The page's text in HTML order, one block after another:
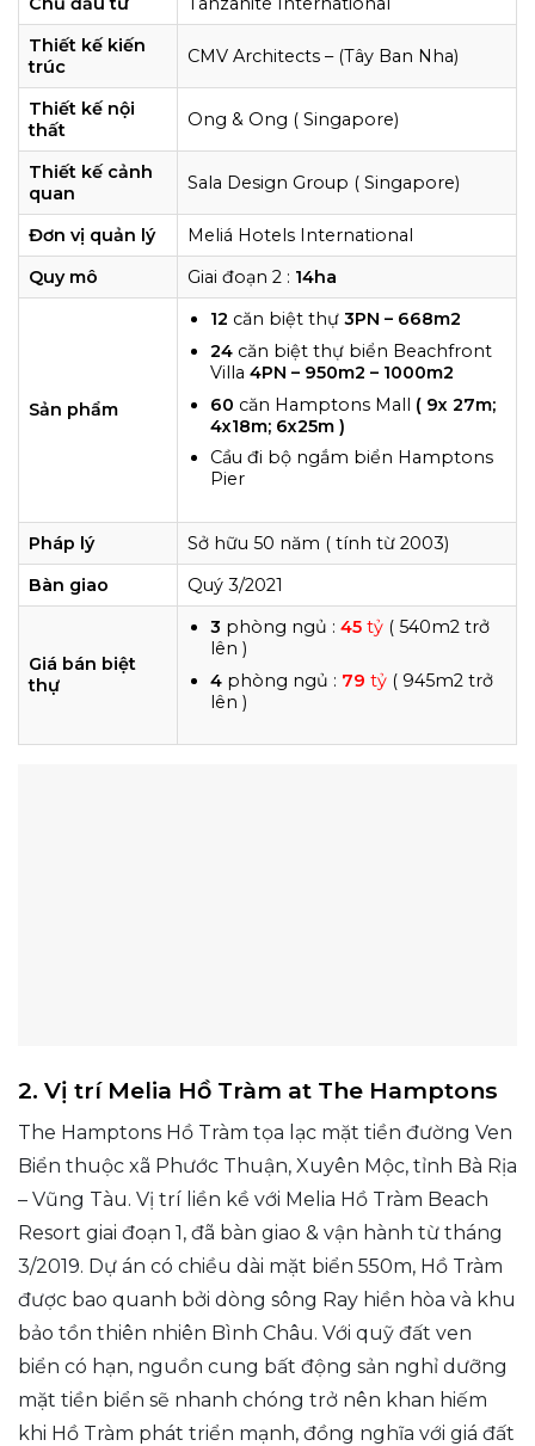
Thiết kế kiến
trúc
CMV Architects – (Tây Ban Nha)
Thiết kế nội
thất
Ong & Ong ( Singapore)
Thiết kế cảnh
quan
Sala Design Group ( Singapore)
Đơn vị quản lý
Meliá Hotels International
Quy mô
Giai đoạn 2 : 14ha
Sản phẩm
12 căn biệt thự 3PN – 668m2
24căn biệt thự biển Beachfront
Villa 4PN – 950m2 – 1000m2
60 căn Hamptons Mall ( 9x 27m;
4x18m; 6x25m )
Cầu đi bộ ngắm biển Hamptons
Pier
Pháp lý
Sở hữu 50 năm ( tính từ 2003)
Bàn giao
Quý 3/2021
Giá bán biệt
thự
3 phòng ngủ : 45tỷ( 540m2 trở
lên )
4phòng ngủ : 79 tỷ( 945m2 trở
lên )
2. Vị trí Melia Hồ Tràm at The Hamptons
The Hamptons Hồ Tràm tọa lạc mặt tiền đường Ven
Biển thuộc xã Phước Thuận, Xuyên Mộc, tỉnh Bà Rịa
– Vũng Tàu. Vị trí liền kề với Melia Hồ Tràm Beach
Resort giai đoạn 1, đã bàn giao & vận hành từ tháng
3/2019. Dự án có chiều dài mặt biển 550m, Hồ Tràm
được bao quanh bởi dòng sông Ray hiền hòa và khu
bảo tồn thiên nhiên Bình Châu. Với quỹ đất ven
biển có hạn, nguồn cung bất động sản nghỉ dưỡng
mặt tiền biển sẽ nhanh chóng trở nên khan hiếm
khi Hồ Tràm phát triển mạnh, đồng nghĩa với giá đất